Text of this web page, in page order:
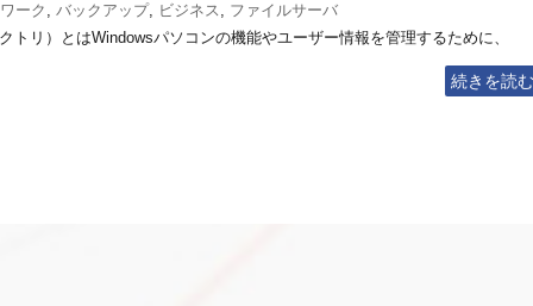
ーク , バックアップ, ビジネス , ファイルサーバ
トリ）とはWindowsパソコンの機能やユーザー情報を管理するために、
続きを読む